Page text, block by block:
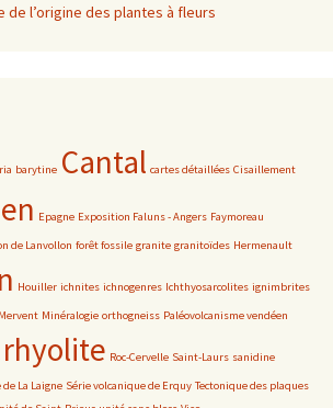
de l’origine des plantes à fleurs
barytine Cantal cartes détaillées Cisaillement
Epagne Exposition Faluns - Angers Faymoreau
de Lanvollon forêt fossile granite granitoïdes Hermenault
Houiller ichnites ichnogenres Ichthyosarcolites ignimbrites
Mervent Minéralogie orthogneiss Paléovolcanisme vendéen
rhyolite Roc-Cervelle Saint-Laurs sanidine
de La Laigne Série volcanique de Erquy Tectonique des plaques